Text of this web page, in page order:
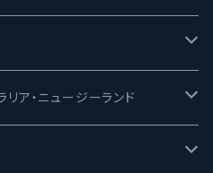
ストーリー
ライアス
ダークネス
ア・ニュージーランド